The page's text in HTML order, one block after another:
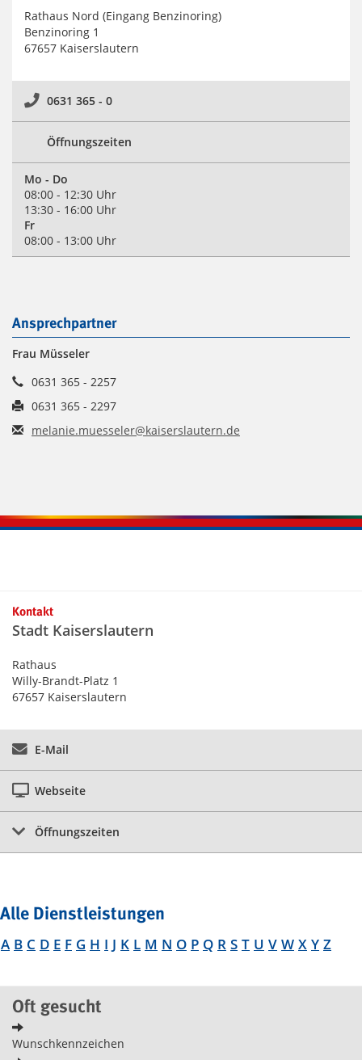
Rathaus Nord (Eingang Benzinoring)
Benzinoring 1
67657 Kaiserslautern
0631 365 - 0
Öffnungszeiten
Mo - Do
08:00 - 12:30 Uhr
13:30 - 16:00 Uhr
Fr
08:00 - 13:00 Uhr
Ansprechpartner
Frau Müsseler
0631 365 - 2257
0631 365 - 2297
melanie.muesseler@kaiserslautern.de
Kontaktinformationen und Weiterführendes
Kontakt
Stadt Kaiserslautern
Rathaus
Willy-Brandt-Platz 1
67657 Kaiserslautern
E-Mail
Webseite
Öffnungszeiten
Alle Dienstleistungen
A B C D E F G H I J K L M N O P Q R S T U V W X Y Z
Oft gesucht
Wunschkennzeichen